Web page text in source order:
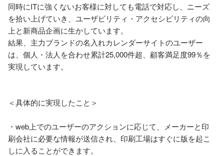
同時にITに強くないお客様に対しても電話で対応し、ニーズ
を拾い上げていき、ユーザビリティ・アクセシビリティの向
上と新商品企画に生かしています。
結果、主力ブランドの名入れカレンダーサイトのユーザー
は、個人・法人を合わせ累計25,000件超、顧客満足度99％を
実現しています。
＜具体的に実現したこと＞
・web上でのユーザーのアクションに応じて、メーカーと印
刷会社に必要な情報が送信され、印刷工場はすぐに版を起こ
しに入ることができます。